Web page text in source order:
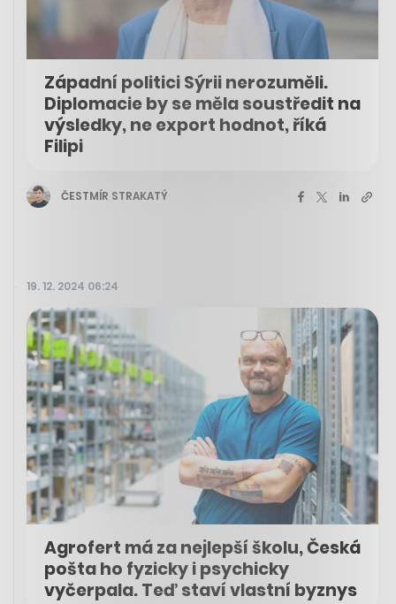
Západní politici Sýrii nerozuměli.
Diplomacie by se měla soustředit na
výsledky, ne export hodnot, říká
Filipi
ČESTMÍR STRAKATÝ
19. 12. 2024 06:24
Agrofert má za nejlepší školu, Česká
pošta ho fyzicky i psychicky
vyčerpala. Teď staví vlastní byznys